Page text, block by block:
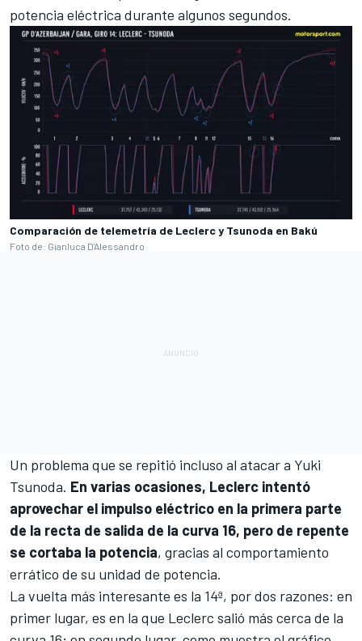
potencia eléctrica durante algunos segundos.
Comparación de telemetría de Leclerc y Tsunoda en Bakú
Foto de: Gianluca D'Alessandro
Un problema que se repitió incluso al atacar a Yuki
Tsunoda. En varias ocasiones, Leclerc intentó
aprovechar el impulso eléctrico en la primera parte
de la recta de salida de la curva 16, pero de repente
se cortaba la potencia, gracias al comportamiento
errático de su unidad de potencia.
La vuelta más interesante es la 14ª, por dos razones: en
primer lugar, es en la que Leclerc salió más cerca de la